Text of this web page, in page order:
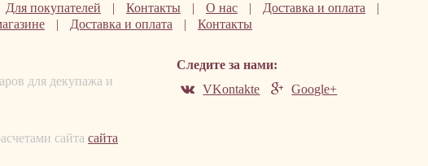
Для покупателей | Контакты | О нас | Доставка и оплата
|
| Доставка и оплата | Контакты
для декупажа и
сайта сайта
Следите за нами:
VKontakte
Google+